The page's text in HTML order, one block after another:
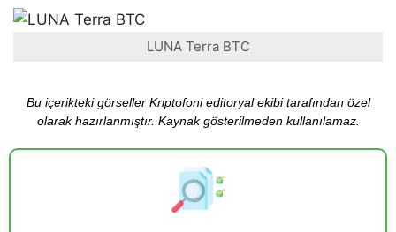
LUNA Terra BTC
Bu içerikteki görseller Kriptofoni editoryal ekibi tarafından özel
olarak hazırlanmıştır. Kaynak gösterilmeden kullanılamaz.